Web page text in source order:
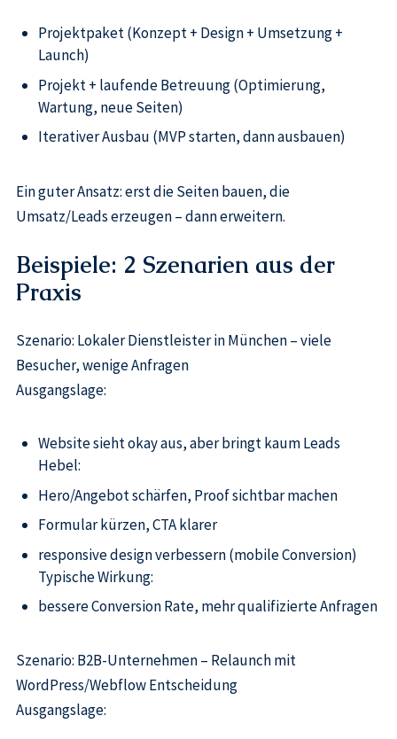
Projektpaket (Konzept + Design + Umsetzung +
Launch)
Projekt + laufende Betreuung (Optimierung,
Wartung, neue Seiten)
Iterativer Ausbau (MVP starten, dann ausbauen)
Ein guter Ansatz: erst die Seiten bauen, die
Umsatz/Leads erzeugen – dann erweitern.
Beispiele: 2 Szenarien aus der
Praxis
Szenario: Lokaler Dienstleister in München – viele
Besucher, wenige Anfragen
Ausgangslage:
Website sieht okay aus, aber bringt kaum Leads
Hebel:
Hero/Angebot schärfen, Proof sichtbar machen
Formular kürzen, CTA klarer
responsive design verbessern (mobile Conversion)
Typische Wirkung:
bessere Conversion Rate, mehr qualifizierte Anfragen
Szenario: B2B-Unternehmen – Relaunch mit
WordPress/Webflow Entscheidung
Ausgangslage: